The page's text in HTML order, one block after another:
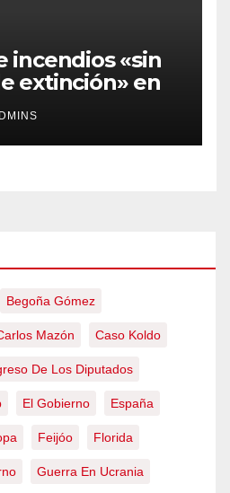
incendios «sin
extinción» en
de Madrid
la
Begoña Gómez
Mazón Caso Koldo
De Los Diputados
El Gobierno España
Feijóo Florida
Guerra En Ucrania